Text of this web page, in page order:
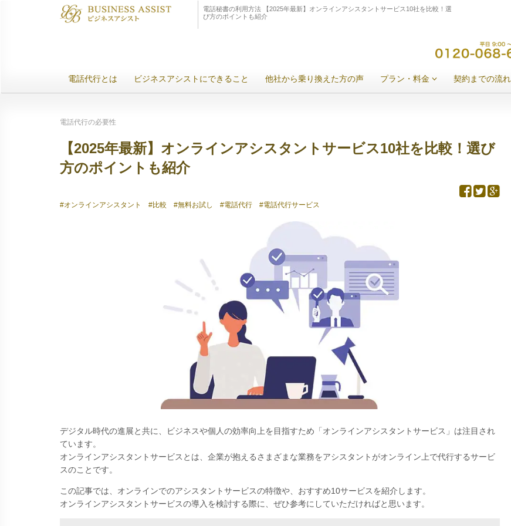
電話秘書の利用方法 【2025年最新】オンラインアシスタントサービス10社を比較！選
び方のポイントも紹介
電話代行とは ビジネスアシストにできること 他社から乗り換えた方の声 プラン・料金 契約までの流れ
電話代行の必要性
【2025年最新】オンラインアシスタントサービス10社を比較！選び
方のポイントも紹介
#オンラインアシスタント #比較 #無料お試し #電話代行 #電話代行サービス
デジタル時代の進展と共に、ビジネスや個人の効率向上を目指すため「オンラインアシスタントサービス」は注目され
ています。
オンラインアシスタントサービスとは、企業が抱えるさまざまな業務をアシスタントがオンライン上で代行するサービ
スのことです。
この記事では、オンラインでのアシスタントサービスの特徴や、おすすめ10サービスを紹介します。
オンラインアシスタントサービスの導入を検討する際に、ぜひ参考にしていただければと思います。